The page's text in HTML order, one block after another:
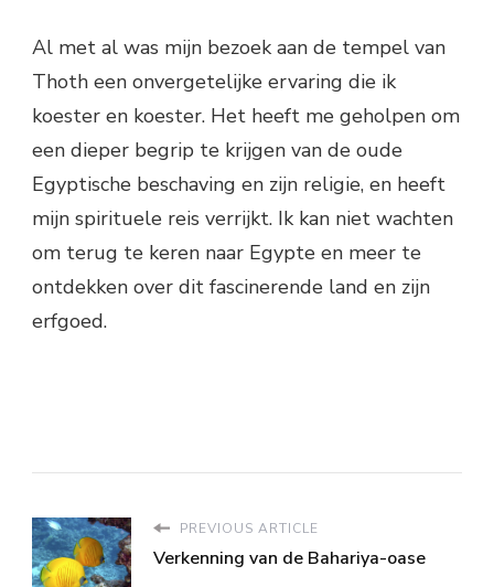
Al met al was mijn bezoek aan de tempel van
Thoth een onvergetelijke ervaring die ik
koester en koester. Het heeft me geholpen om
een dieper begrip te krijgen van de oude
Egyptische beschaving en zijn religie, en heeft
mijn spirituele reis verrijkt. Ik kan niet wachten
om terug te keren naar Egypte en meer te
ontdekken over dit fascinerende land en zijn
erfgoed.
PREVIOUS ARTICLE
Verkenning van de Bahariya-oase